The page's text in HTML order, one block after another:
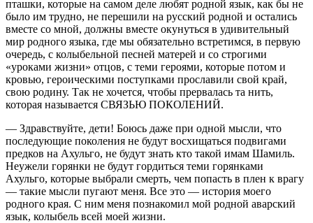
пташки, которые на самом деле любят родной язык, как бы не
было им трудно, не перешили на русский родной и остались
вместе со мной, должны вместе окунуться в удивительный
мир родного языка, где мы обязательно встретимся, в первую
очередь, с колыбельной песней матерей и со строгими
«уроками жизни» отцов, с теми героями, которые потом и
кровью, героическими поступками прославили свой край,
свою родину. Так не хочется, чтобы прервалась та нить,
которая называется СВЯЗЬЮ ПОКОЛЕНИЙ.
— Здравствуйте, дети! Боюсь даже при одной мысли, что
последующие поколения не будут восхищаться подвигами
предков на Ахульго, не будут знать кто такой имам Шамиль.
Неужели горянки не будут гордиться теми горянками
Ахульго, которые выбрали смерть, чем попасть в плен к врагу
— такие мысли пугают меня. Все это — история моего
родного края. С ним меня познакомил мой родной аварский
язык, колыбель всей моей жизни.